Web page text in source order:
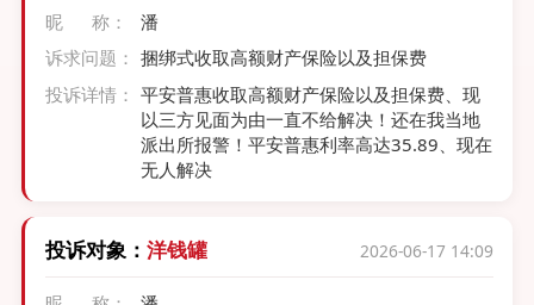
昵 称：
潘
诉求问题： 捆绑式收取高额财产保险以及担保费
投诉详情： 平安普惠收取高额财产保险以及担保费、现
以三方见面为由一直不给解决！还在我当地
派出所报警！平安普惠利率高达35.89、现在
无人解决
投诉对象： 洋钱罐 2026-06-17 14:09